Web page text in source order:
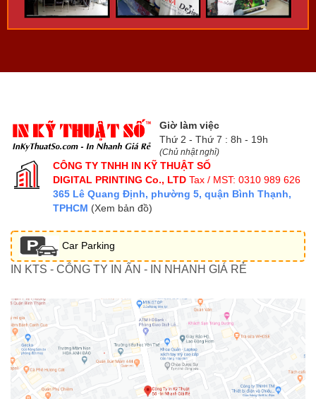
Giờ làm việc
Thứ 2 - Thứ 7 : 8h - 19h
(Chủ nhật nghỉ)
CÔNG TY TNHH IN KỸ THUẬT SỐ
DIGITAL PRINTING Co., LTD Tax / MST: 0310 989 626
365 Lê Quang Định, phường 5, quận Bình Thạnh,
TPHCM (Xem bản đồ)
Car Parking
IN KTS - CÔNG TY IN ẤN - IN NHANH GIÁ RẺ